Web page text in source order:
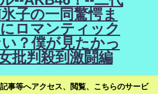
子の一同驚愕ま
ロマンティック
？僕が見たかっ
批判殺到激闘編
事等へアクセス、閲覧、こちらのサービ